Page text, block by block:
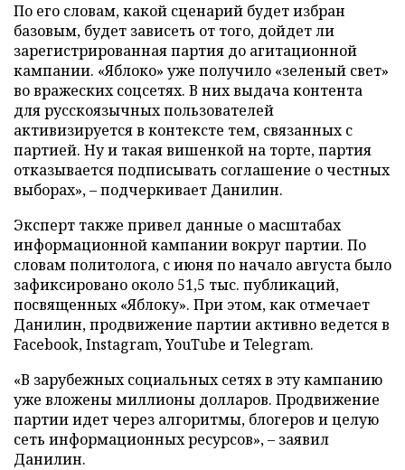
По его словам, какой сценарий будет избран
базовым, будет зависеть от того, дойдет ли
зарегистрированная партия до агитационной
кампании. «Яблоко» уже получило «зеленый свет»
во вражеских соцсетях. В них выдача контента
для русскоязычных пользователей
активизируется в контексте тем, связанных с
партией. Ну и такая вишенкой на торте, партия
отказывается подписывать соглашение о честных
выборах», – подчеркивает Данилин.
Эксперт также привел данные о масштабах
информационной кампании вокруг партии. По
словам политолога, с июня по начало августа было
зафиксировано около 51,5 тыс. публикаций,
посвященных «Яблоку». При этом, как отмечает
Данилин, продвижение партии активно ведется в
Facebook, Instagram, YouTube и Telegram.
«В зарубежных социальных сетях в эту кампанию
уже вложены миллионы долларов. Продвижение
партии идет через алгоритмы, блогеров и целую
сеть информационных ресурсов», – заявил
Данилин.